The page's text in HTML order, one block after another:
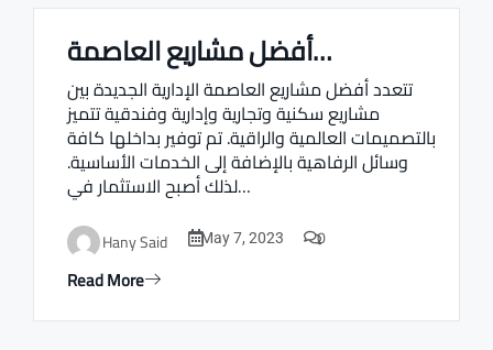
Real estate Estate ville أفضل مشاريع العاصمة…
تتعدد أفضل مشاريع العاصمة الإدارية الجديدة بين
مشاريع سكنية وتجارية وإدارية وفندقية تتميز
بالتصميمات العالمية والراقية. تم توفير بداخلها كافة
وسائل الرفاهية بالإضافة إلى الخدمات الأساسية.
لذلك أصبح الاستثمار في…
Hany Said May 7, 2023 0
Read More